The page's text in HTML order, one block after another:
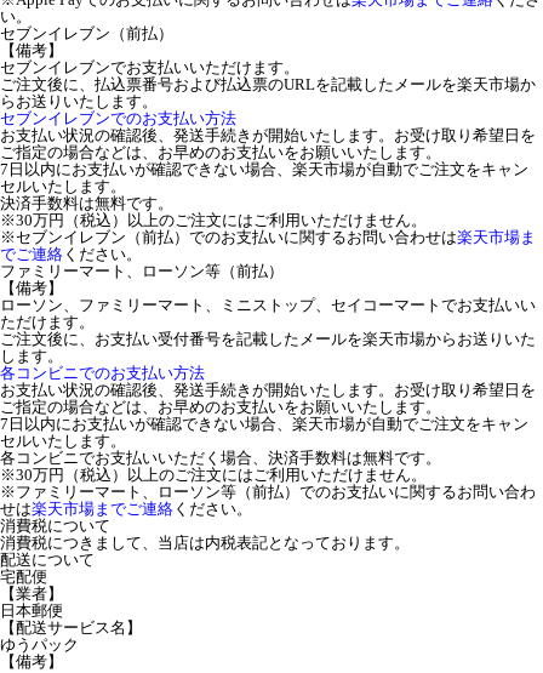
い。
セブンイレブン（前払）
【備考】
セブンイレブンでお支払いいただけます。
ご注文後に、払込票番号および払込票のURLを記載したメールを楽天市場か
らお送りいたします。
セブンイレブンでのお支払い方法
お支払い状況の確認後、発送手続きが開始いたします。お受け取り希望日を
ご指定の場合などは、お早めのお支払いをお願いいたします。
7日以内にお支払いが確認できない場合、楽天市場が自動でご注文をキャン
セルいたします。
決済手数料は無料です。
※30万円（税込）以上のご注文にはご利用いただけません。
※セブンイレブン（前払）でのお支払いに関するお問い合わせは楽天市場ま
でご連絡 ください。
ファミリーマート、ローソン等（前払）
【備考】
ローソン、ファミリーマート、ミニストップ、セイコーマートでお支払いい
ただけます。
ご注文後に、お支払い受付番号を記載したメールを楽天市場からお送りいた
します。
各コンビニでのお支払い方法
お支払い状況の確認後、発送手続きが開始いたします。お受け取り希望日を
ご指定の場合などは、お早めのお支払いをお願いいたします。
7日以内にお支払いが確認できない場合、楽天市場が自動でご注文をキャン
セルいたします。
各コンビニでお支払いいただく場合、決済手数料は無料です。
※30万円（税込）以上のご注文にはご利用いただけません。
※ファミリーマート、ローソン等（前払）でのお支払いに関するお問い合わ
せは楽天市場までご連絡 ください。
消費税について
消費税につきまして、当店は内税表記となっております。
配送について
宅配便
【業者】
日本郵便
【配送サービス名】
ゆうパック
【備考】